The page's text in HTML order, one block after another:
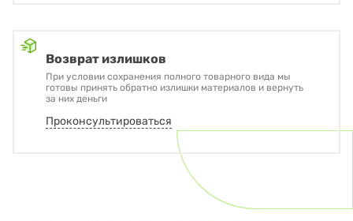
Возврат излишков
При условии сохранения полного товарного вида мы
готовы принять обратно излишки материалов и вернуть
за них деньги
Проконсультироваться